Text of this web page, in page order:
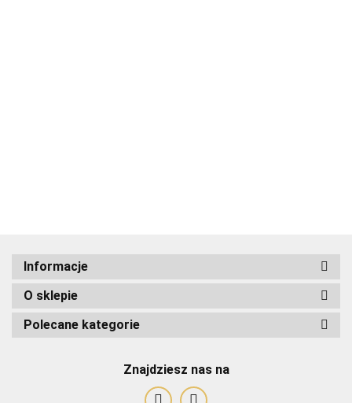
Informacje
O sklepie
Polecane kategorie
Znajdziesz nas na